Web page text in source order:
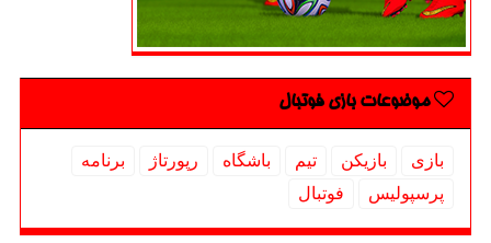
موضوعات بازی فوتبال
بازی بازیكن تیم باشگاه رپورتاژ
برنامه
پرسپولیس
فوتبال